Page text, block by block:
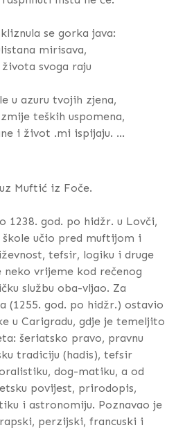
se gorka java:
mirisava,
svoga raju
u azuru tvojih zjena,
teških uspomena,
i život .mi ispijaju. ...
Muftić iz Foče.
1238. god. po hidžr. u Lovči,
učio pred muftijom i
tefsir, logiku i druge
vrijeme kod rečenog
službu oba-vljao. Za
(1255. god. po hidžr.) ostavio
u Carigradu, gdje je temeljito
šeriatsko pravo, pravnu
tradiciju (hadis), tefsir
dog-matiku, a od
povijest, prirodopis,
i astronomiju. Poznavao je
perzijski, francuski i